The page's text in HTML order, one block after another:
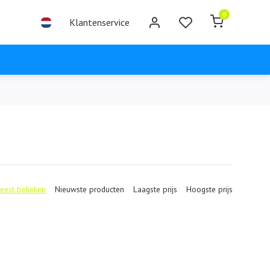
Klantenservice
0
bekeken Nieuwste producten Laagste prijs Hoogste prijs